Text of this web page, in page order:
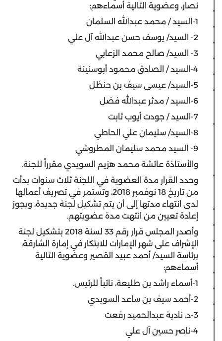
نصار، وعضوية التالية أسماءهم:
1-السيد / محمد عبدالله السلمان
2- السيد/ يوسف حسن عبدالله آل علي
3- السيد/ صالح محمد الزعابي
4-السيد / الصادق محمود أبوسنينة
5-السيد/ عيسى سيف بن حنظل
6-السيد / مدثر عبدالله فضل
7-السيد / جودت أيوب ثابت
8-السيد/ سليمان علي الحاطي
9- السيد محمد سليمان المطروشي
والأستاذة عائشة محمد هزيم السويدي مقرراً للجنة.
وحدد القرار مدة العضوية في اللجنة ثلاث سنوات بدأت
من تاريخ 18 نوفمبر 2018، وتستمر في تصريف أعمالها
لدى انتهاء مدتها إلى أن يتم تشكيل لجنة جديدة، ويجوز
إعادة تعيين من انتهت مدة عضويتهم.
وأصدر المجلس قرار رقم 33 لسنة 2018 بتشكيل لجنة
الإشراف على شهر الإمارات للابتكار في إمارة الشارقة،
برئاسة السيد/ أحمد عبيد القصير وعضوية التالية
أسماءهم:
1-أسماء راشد بن طليعة، نائباً للرئيس.
2-أحمد سيف بن ساعد السويدي
3-د. نادية عبدالحميد رفعت
4-ناصر حسين آل علي